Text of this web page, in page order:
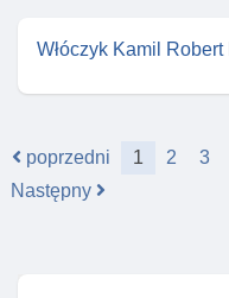
Włóczyk Kamil Robert
poprzedni 1 2 3
Następny